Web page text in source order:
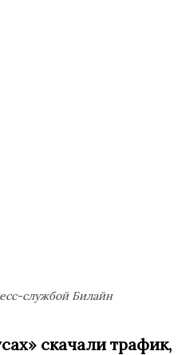
службой Билайн
скачали трафик,